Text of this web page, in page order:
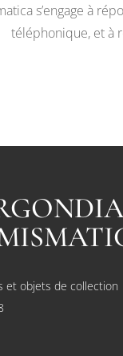
s’engage à
téléphonique, et à
et objets de collection